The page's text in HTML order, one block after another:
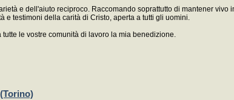
e dell'aiuto reciproco. Raccomando soprattutto di mantener
testimoni della carità di Cristo, aperta a tutti gli uomini.
le vostre comunità di lavoro la mia benedizione.